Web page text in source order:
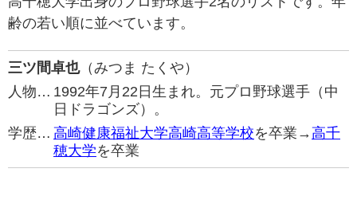
齢の若い順に並べています。
三ツ間卓也（みつま たくや）
人物… 1992年7月22日生まれ。元プロ野球選手（中
日ドラゴンズ）。
学歴… 高崎健康福祉大学高崎高等学校を卒業→高千
穂大学を卒業